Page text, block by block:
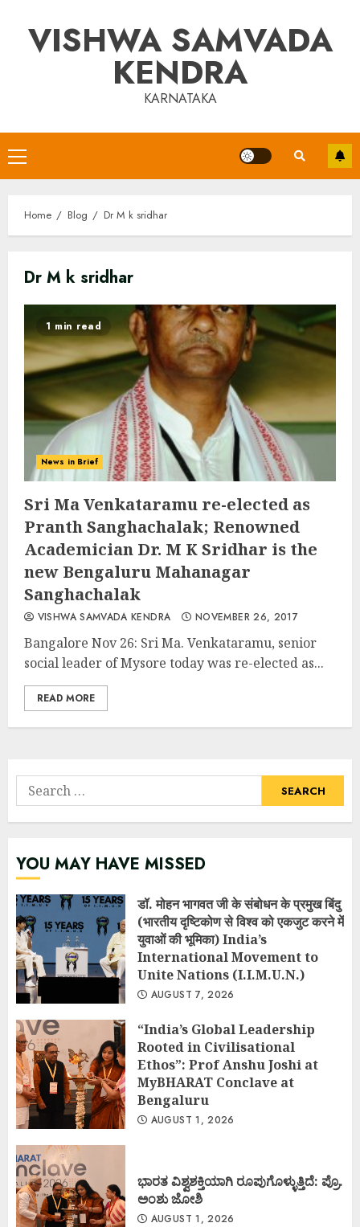
contentVISHWA SAMVADA
KENDRA
KARNATAKA
Primary
Menu
Home Blog Dr M k sridhar
Dr M k sridhar
1 min read
News in Brief
Sri Ma Venkataramu re-elected as
Pranth Sanghachalak; Renowned
Academician Dr. M K Sridhar is the
new Bengaluru Mahanagar
Sanghachalak
VISHWA SAMVADA KENDRA NOVEMBER 26, 2017
Bangalore Nov 26: Sri Ma. Venkataramu, senior
social leader of Mysore today was re-elected as...
READ MORE
Search
for:
YOU MAY HAVE MISSED
डॉ. मोहन भागवत जी के संबोधन के प्रमुख बिंदु
(भारतीय दृष्टिकोण से विश्व को एकजुट करने में
युवाओं की भूमिका) India’s
International Movement to
Unite Nations (I.I.M.U.N.)
AUGUST 7, 2026
“India’s Global Leadership
Rooted in Civilisational
Ethos”: Prof Anshu Joshi at
MyBHARAT Conclave at
Bengaluru
AUGUST 1, 2026
ಭಾರತ ವಿಶ್ವಶಕ್ತಿಯಾಗಿ ರೂಪುಗೊಳ್ಳುತ್ತಿದೆ: ಪ್ರೊ.
ಅಂಶು ಜೋಶಿ
AUGUST 1, 2026